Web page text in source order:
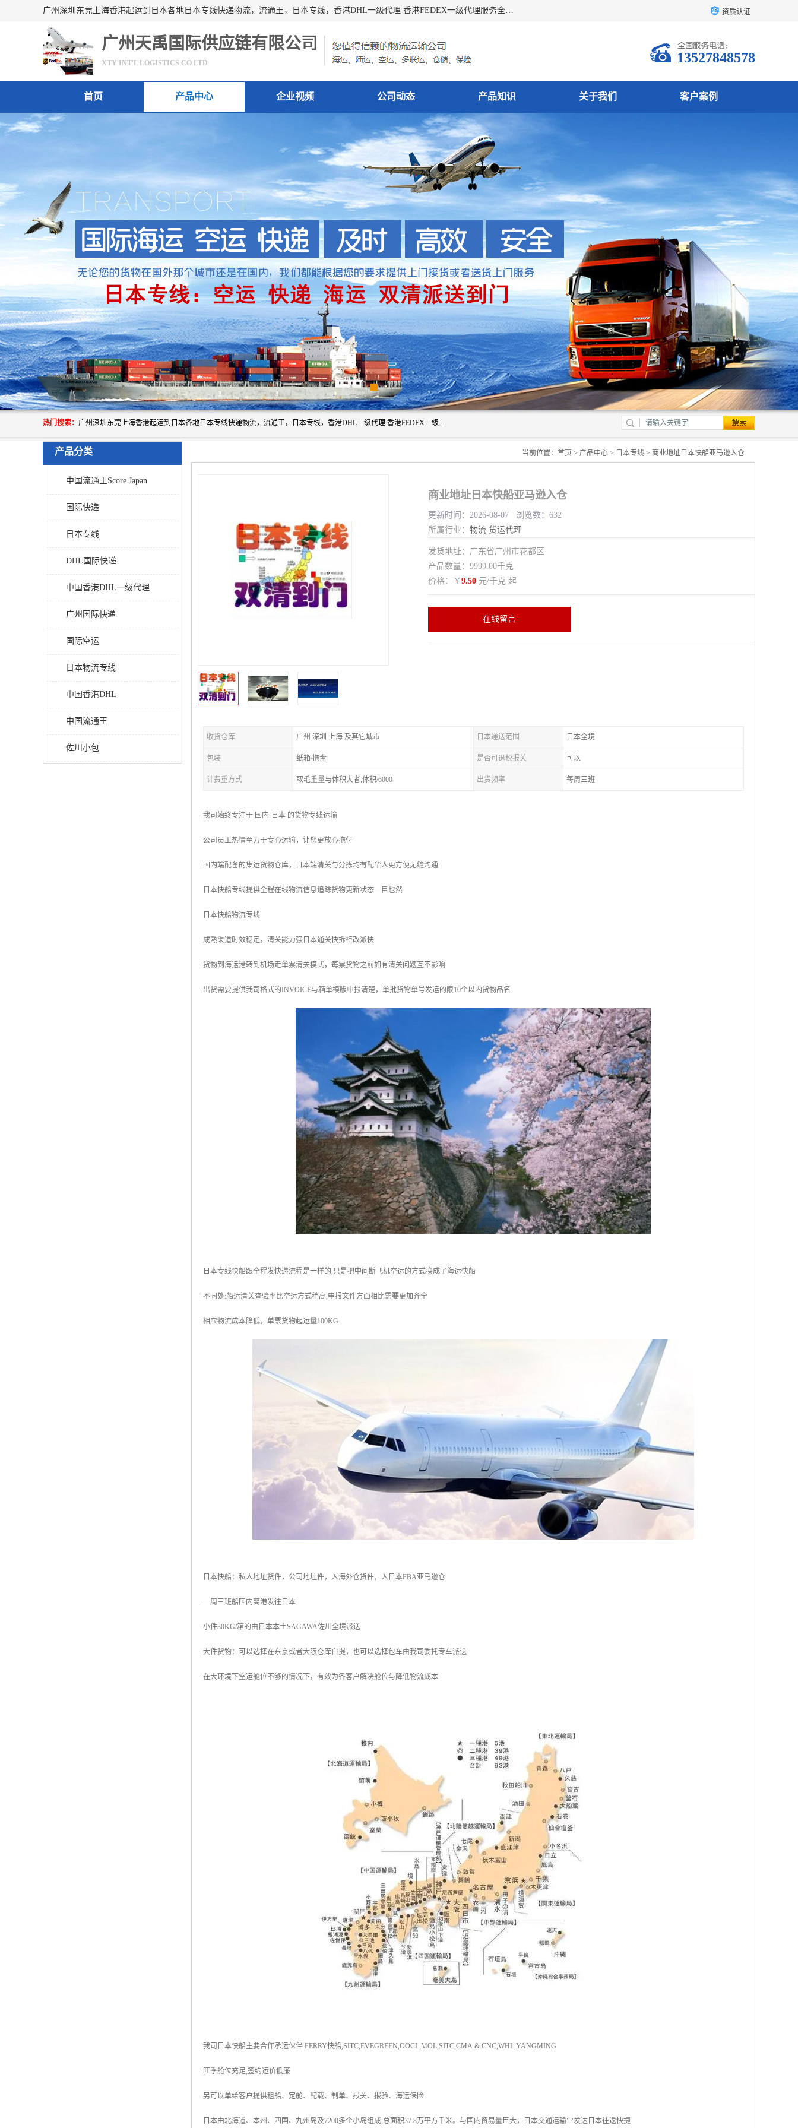
广州深圳东莞上海香港起运到日本各地日本专线快递物流，流通王，日本专线，香港DHL一级代理 香港FEDEX一级代理服务全球主要地区。我司各员工在国际物流行业经验超8年，热枕为各广大进口商与进口商提供优质服务. 资质认证
广州天禹国际供应链有限公司
XTY INT'L LOGISTICS CO LTD 13527848578
首页 产品中心 企业视频 公司动态 产品知识 关于我们 客户案例
热门搜索： 广州深圳东莞上海香港起运到日本各地日本专线快递物流，流通王，日本专线，香港DHL一级代理 香港FEDEX一级代理服务全球主要地区。我司各员工在国际物流行业经验超8年，热枕为各广大进口商与进口商提供优质服务.
产品分类
中国流通王Score Japan
国际快递
日本专线
DHL国际快递
中国香港DHL一级代理
广州国际快递
国际空运
日本物流专线
中国香港DHL
中国流通王
佐川小包
当前位置： 首页 > 产品中心 > 日本专线 > 商业地址日本快船亚马逊入仓
商业地址日本快船亚马逊入仓
更新时间：2026-08-07 浏览数：632
所属行业： 物流 货运代理
发货地址：广东省广州市花都区
产品数量：9999.00千克
价格：￥ 9.50 元/千克 起
在线留言
收货仓库 广州 深圳 上海 及其它城市 日本递送范围 日本全境
包装 纸箱/拖盘 是否可退税报关 可以
计费重方式 取毛重量与体积大者,体积/6000 出货频率 每周三班
我司始终专注于 国内-日本 的货物专线运输
公司员工热情至力于专心运输，让您更放心拖付
国内端配备的集运货物仓库，日本端清关与分拣均有配华人更方便无缝沟通
日本快船专线提供全程在线物流信息追踪货物更新状态一目也然
日本快船物流专线
成熟渠道时效稳定，清关能力强日本通关快拆柜改派快
货物到海运港转到机场走单票清关模式，每票货物之前如有清关问题互不影响
出货需要提供我司格式的INVOICE与箱单模版申报清楚，单批货物单号发运的限10个以内货物品名
日本专线快船跟全程发快递流程是一样的,只是把中间断飞机空运的方式换成了海运快船
不同处:船运清关查验率比空运方式稍高,申报文件方面相比需要更加齐全
相应物流成本降低，单票货物起运量100KG
日本快船：私人地址货件，公司地址件，入海外仓货件，入日本FBA亚马逊仓
一周三班船国内离港发往日本
小件30KG/箱的由日本本土SAGAWA佐川全境派送
大件货物：可以选择在东京或者大阪仓库自提，也可以选择包车由我司委托专车派送
在大环境下空运舱位不够的情况下，有效为各客户解决舱位与降低物流成本
我司日本快船主要合作承运伙伴 FERRY快船,SITC,EVEGREEN,OOCL,MOL,SITC,CMA & CNC,WHL,YANGMING
旺季舱位充足,签约运价低廉
另可以单给客户提供租船、定舱、配载、制单、报关、报验、海运保险
日本由北海道、本州、四国、九州岛及7200多个小岛组成,总面积37.8万平方千米。与国内贸易量巨大，日本交通运输业发达日本往返快捷